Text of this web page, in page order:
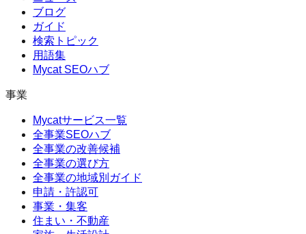
ブログ
ガイド
検索トピック
用語集
Mycat SEOハブ
事業
Mycatサービス一覧
全事業SEOハブ
全事業の改善候補
全事業の選び方
全事業の地域別ガイド
申請・許認可
事業・集客
住まい・不動産